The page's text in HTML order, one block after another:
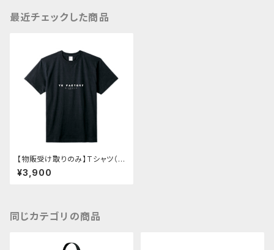
最近チェックした商品
【物販受け取りのみ】Tシャツ（Y
KF10TH）【サイン会対象】
¥3,900
同じカテゴリの商品